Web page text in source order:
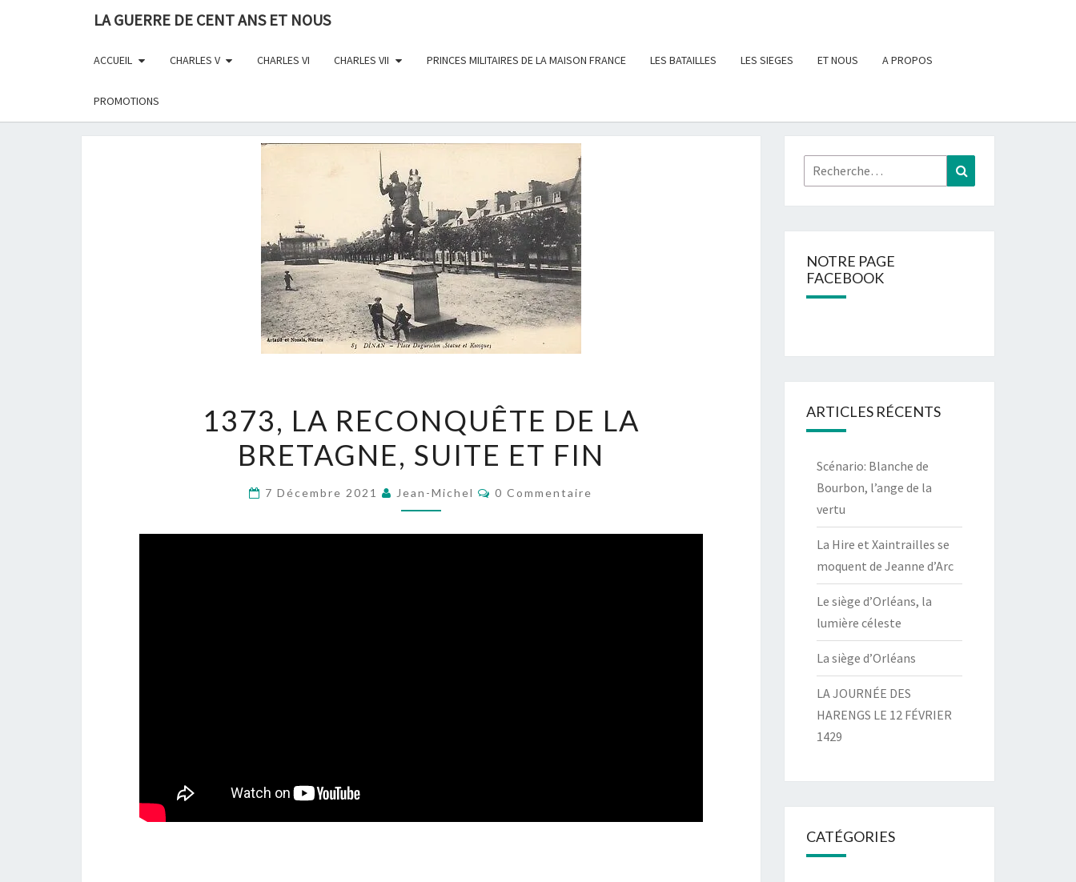
LA GUERRE DE CENT ANS ET NOUS
ACCUEIL CHARLES V CHARLES VI CHARLES VII PRINCES MILITAIRES DE LA MAISON FRANCE LES BATAILLES LES SIEGES ET NOUS A PROPOS
PROMOTIONS
LA
RECONQUÊTE
DE
LA
1373, LA RECONQUÊTE DE LA
BRETAGNE, SUITE ET FIN
7 Décembre 2021 Jean-Michel Commentaires
0 Commentaire
Rechercher :
NOTRE PAGE
FACEBOOK
ARTICLES RÉCENTS
Scénario: Blanche de
Bourbon, l’ange de la
vertu
La Hire et Xaintrailles se
moquent de Jeanne d’Arc
Le siège d’Orléans, la
lumière céleste
La siège d’Orléans
LA JOURNÉE DES
HARENGS LE 12 FÉVRIER
1429
CATÉGORIES